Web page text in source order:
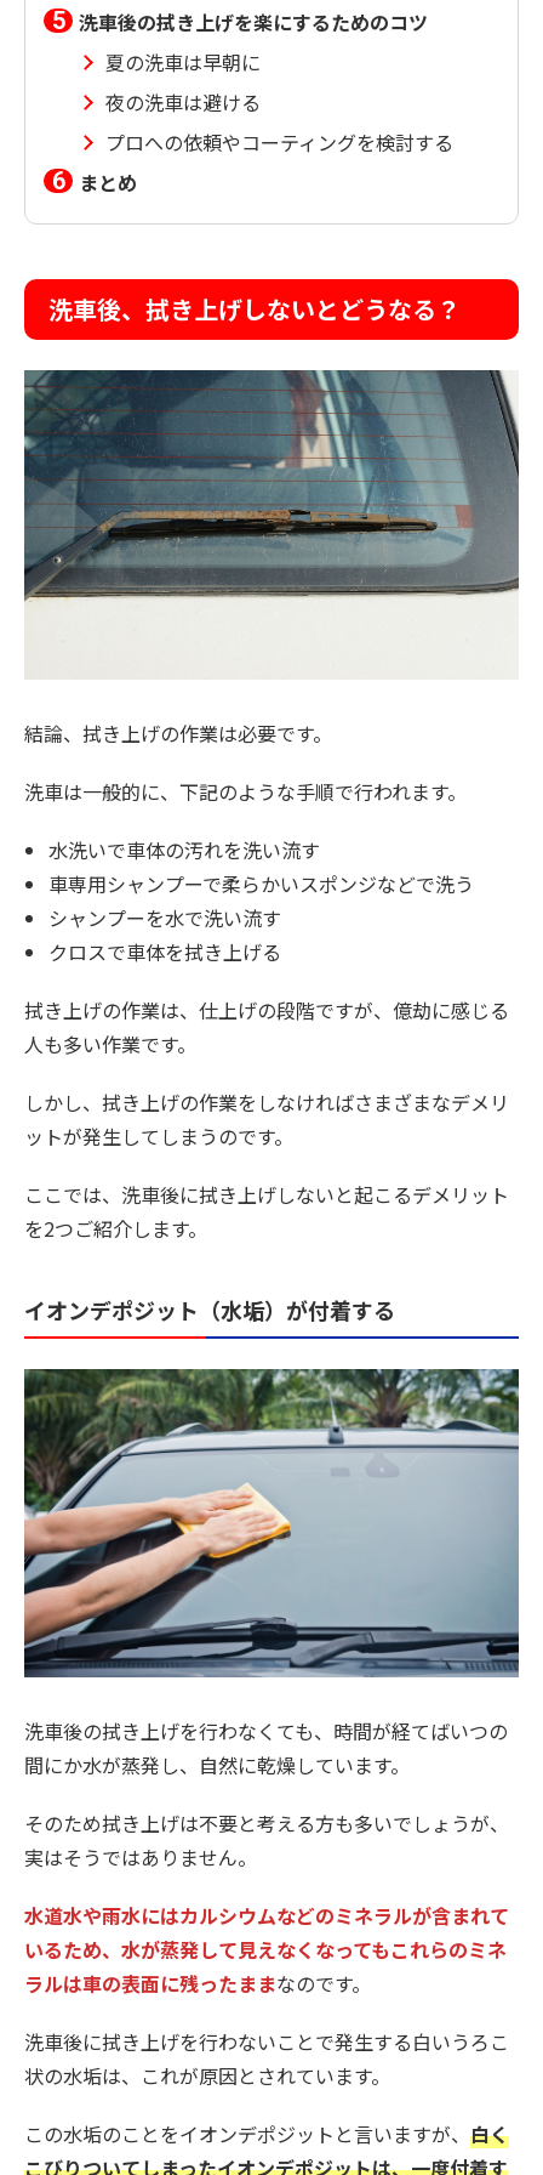
洗車後の拭き上げを楽にするためのコツ
夏の洗車は早朝に
夜の洗車は避ける
プロへの依頼やコーティングを検討する
まとめ
洗車後、拭き上げしないとどうなる？
結論、拭き上げの作業は必要です。
洗車は一般的に、下記のような手順で行われます。
水洗いで車体の汚れを洗い流す
車専用シャンプーで柔らかいスポンジなどで洗う
シャンプーを水で洗い流す
クロスで車体を拭き上げる
拭き上げの作業は、仕上げの段階ですが、億劫に感じる
人も多い作業です。
しかし、拭き上げの作業をしなければさまざまなデメリ
ットが発生してしまうのです。
ここでは、洗車後に拭き上げしないと起こるデメリット
を2つご紹介します。
イオンデポジット（水垢）が付着する
洗車後の拭き上げを行わなくても、時間が経てばいつの
間にか水が蒸発し、自然に乾燥しています。
そのため拭き上げは不要と考える方も多いでしょうが、
実はそうではありません。
水道水や雨水にはカルシウムなどのミネラルが含まれて
いるため、水が蒸発して見えなくなってもこれらのミネ
ラルは車の表面に残ったままなのです。
洗車後に拭き上げを行わないことで発生する白いうろこ
状の水垢は、これが原因とされています。
この水垢のことをイオンデポジットと言いますが、 白く
こびりついてしまったイオンデポジットは、一度付着す